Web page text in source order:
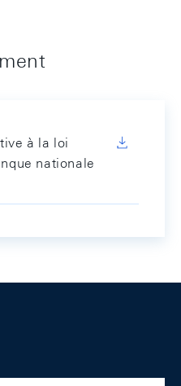
à la loi
nationale
company/swiss-national-
@swissnationalbank